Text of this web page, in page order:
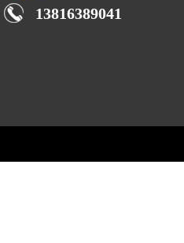
13816389041